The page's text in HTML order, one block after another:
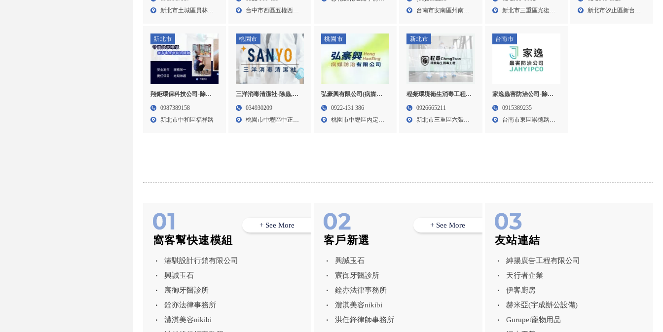
新北市土城區員林里
台中市西區五權西六
台南市安南區州南里
新北市三重區光復路
鼠,汐止消毒公司
新北市汐止區新台五
新北市
翔鉅環保科技公司-除蟲,
除蟲公司,台北除蟲公司,
0987389158
新北市中和區福祥路
桃園市
三洋消毒清潔社-除蟲,除
蟲公司,桃園除蟲公司,中
034930209
桃園市中壢區中正路
桃園市
弘豪興有限公司(病媒防
治)-除蟲公司,桃園除蟲公
0922-131 386
桃園市中壢區內定二
新北市
程粲環境衛生消毒工程-
除蟲公司,台北除蟲公司,
0926665211
新北市三重區六張街
台南市
家逸蟲害防治公司-除蟲
公司,台南除蟲公司,東區
0915389235
台南市東區崇德路
窩客幫快速模組
濬騏設計行銷有限公司
興誠玉石
宸御牙醫診所
銓亦法律事務所
澧淇美容nikibi
+ See More
客戶新選
興誠玉石
宸御牙醫診所
銓亦法律事務所
澧淇美容nikibi
洪任鋒律師事務所
+ See More
友站連結
紳揚廣告工程有限公司
天行者企業
伊客廚房
赫米亞(宇成辦公設備)
Gurupet寵物用品